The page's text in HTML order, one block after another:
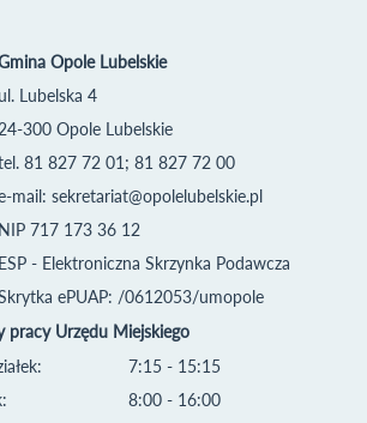
Opole Lubelskie
ul. Lubelska 4
24-300 Opole Lubelskie
81 827 72 01; 81 827 72 00
mail: sekretariat@opolelubelskie.pl
NIP 717 173 36 12
ESP - Elektroniczna Skrzynka Podawcza
ePUAP: /0612053/umopole
pracy Urzędu Miejskiego
7:15 - 15:15
8:00 - 16:00